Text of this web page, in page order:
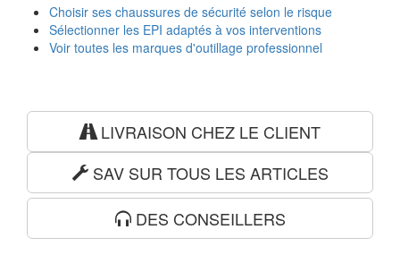
Choisir ses chaussures de sécurité selon le risque
Sélectionner les EPI adaptés à vos interventions
Voir toutes les marques d'outillage professionnel
LIVRAISON CHEZ LE CLIENT
SAV SUR TOUS LES ARTICLES
DES CONSEILLERS